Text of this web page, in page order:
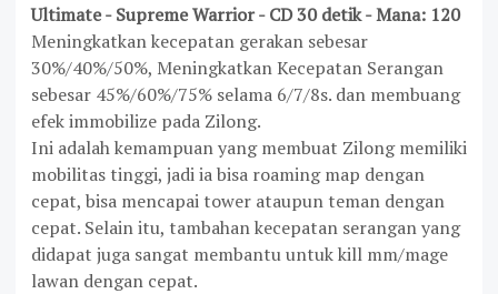
Ultimate - Supreme Warrior - CD 30 detik - Mana: 120
Meningkatkan kecepatan gerakan sebesar
30%/40%/50%, Meningkatkan Kecepatan Serangan
sebesar 45%/60%/75% selama 6/7/8s. dan membuang
efek immobilize pada Zilong.
Ini adalah kemampuan yang membuat Zilong memiliki
mobilitas tinggi, jadi ia bisa roaming map dengan
cepat, bisa mencapai tower ataupun teman dengan
cepat. Selain itu, tambahan kecepatan serangan yang
didapat juga sangat membantu untuk kill mm/mage
lawan dengan cepat.